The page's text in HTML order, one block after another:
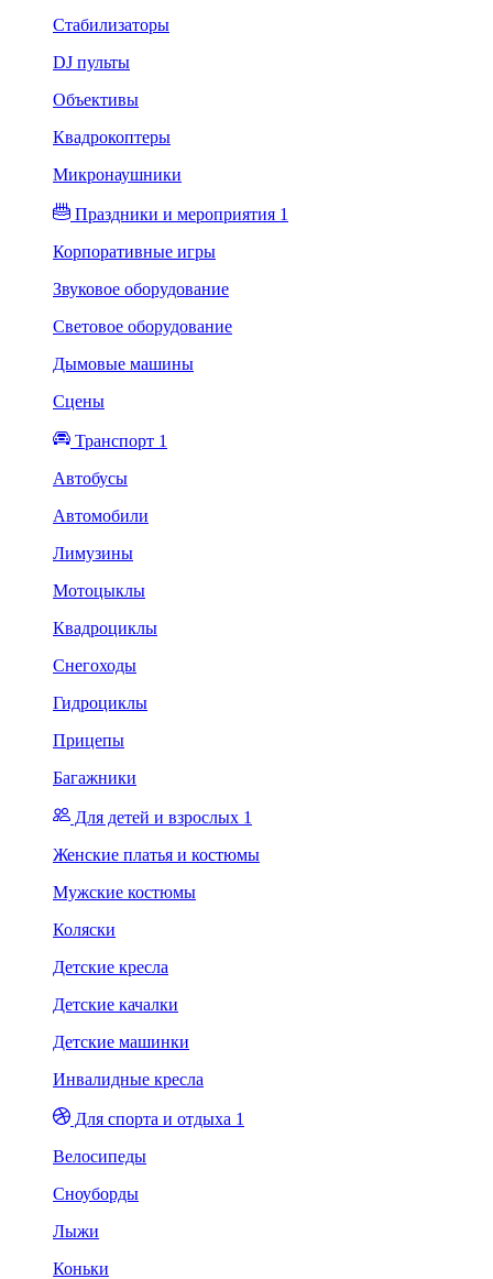
Стабилизаторы
DJ пульты
Объективы
Квадрокоптеры
Микронаушники
Праздники и мероприятия 1
Корпоративные игры
Звуковое оборудование
Световое оборудование
Дымовые машины
Сцены
Транспорт 1
Автобусы
Автомобили
Лимузины
Мотоцыклы
Квадроциклы
Снегоходы
Гидроциклы
Прицепы
Багажники
Для детей и взрослых 1
Женские платья и костюмы
Мужские костюмы
Коляски
Детские кресла
Детские качалки
Детские машинки
Инвалидные кресла
Для спорта и отдыха 1
Велосипеды
Сноуборды
Лыжи
Коньки